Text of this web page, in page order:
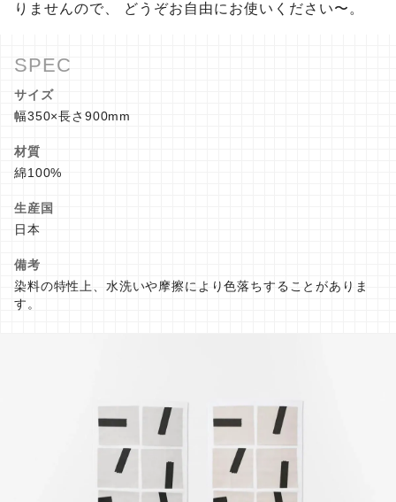
りませんので、
どうぞお自由にお使いください〜。
サイズ
幅350×長さ900mm
材質
綿100%
生産国
日本
備考
染料の特性上、水洗いや摩擦により色落ちすることがありま
す。